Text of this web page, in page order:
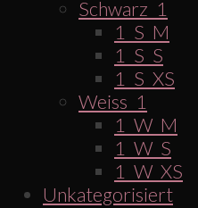
Schwarz_1
1_S_M
1_S_S
1_S_XS
Weiss_1
1_W_M
1_W_S
1_W_XS
Unkategorisiert